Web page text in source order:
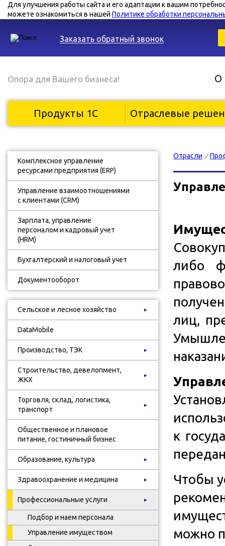
Для улучшения работы сайта и его адаптации к вашим
можете ознакомиться в нашей Политике обработки
Заказать обратный звонок
Опора для Вашего бизнеса! О
Продукты 1С Отраслевые
Комплексное управление
ресурсами предприятия (ERP)
Управление взаимоотношениями
с клиентами (CRM)
Зарплата, управление
персоналом и кадровый учет
(HRM)
Бухгалтерский и налоговый учет
Документооборот
Сельское и лесное хозяйство ►
DataMobile
Производство, ТЭК ►
Строительство, девелопмент,
ЖКХ
►
Торговля, склад, логистика,
транспорт
►
Общественное и плановое
питание, гостиничный бизнес
Образование, культура ►
Здравоохранение и медицина ►
Профессиональные услуги ►
Подбор и наем персонала
Управление имуществом
Отрасли /
либо
лиц,
к
Чтобы
можно